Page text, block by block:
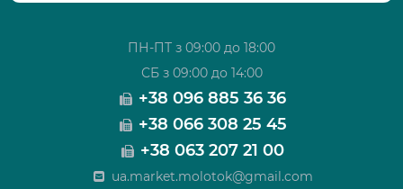
ПН-ПТ з 09:00 до 18:00
СБ з 09:00 до 14:00
+38 096 885 36 36
+38 066 308 25 45
+38 063 207 21 00
ua.market.molotok@gmail.com